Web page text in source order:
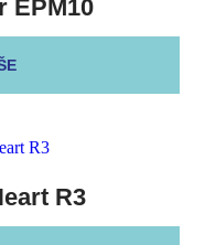
EPM10
R3